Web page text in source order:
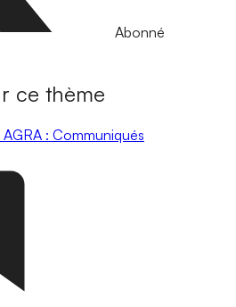
Abonné
ce thème
AGRA : Communiqués